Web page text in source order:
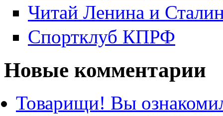
Читай Ленина и
Спортклуб КПРФ
Новые комментарии
Товарищи! Вы